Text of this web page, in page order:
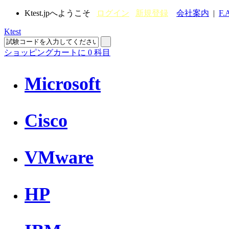
Ktest.jpへようこそ ログイン 新規登録 会社案内 |
Ktest
ショッピングカートに 0 科目
Microsoft
Cisco
VMware
HP